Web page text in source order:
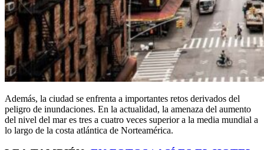
Además, la ciudad se enfrenta a importantes retos derivados del
peligro de inundaciones. En la actualidad, la amenaza del aumento
del nivel del mar es tres a cuatro veces superior a la media mundial a
lo largo de la costa atlántica de Norteamérica.